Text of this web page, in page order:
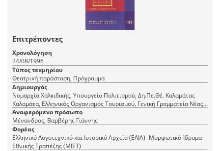
Επιτρέποντες
Χρονολόγηση
24/08/1996
Τύπος τεκμηρίου
Θεατρική παράσταση, Πρόγραμμα
Δημιουργός
Νομαρχία Χαλκιδικής, Υπουργείο Πολιτισμού, Δη.Πε.Θέ. Καλαμάτας
Καλαμάτα, Ελληνικός Οργανισμός Τουρισμού, Γενική Γραμματεία Νέας
Γενιάς
Αναφερόμενο πρόσωπο
Μένανδρος, Βαρβέρης Γιάννης
Φορέας
Ελληνικό Λογοτεχνικό και Ιστορικό Αρχείο (ΕΛΙΑ)- Μορφωτικό Ίδρυμα
Εθνικής Τραπέζης (ΜΙΕΤ)